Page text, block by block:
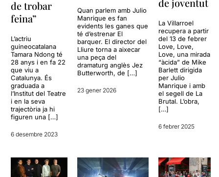
de trobar
feina”
L’actriu
guineocatalana
Tamara Ndong té
28 anys i en fa 22
que viu a
Catalunya. És
graduada a
l’Institut del Teatre
i en la seva
trajectòria ja hi
figuren una […]
6 desembre 2023
Quan parlem amb Julio
Manrique es fan
evidents les ganes que
té d’estrenar El
barquer. El director del
Lliure torna a aixecar
una peça del
dramaturg anglès Jez
Butterworth, de […]
23 gener 2026
La Villarroel
recupera a partir
del 13 de febrer
Love, Love,
Love, una mirada
“àcida” de Mike
Barlett dirigida
per Julio
Manrique i amb
el segell de La
Brutal. L’obra,
[…]
6 febrer 2025